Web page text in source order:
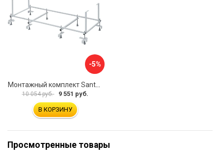
-5%
10 054 руб. 9 551 руб.
В КОРЗИНУ
Просмотренные товары